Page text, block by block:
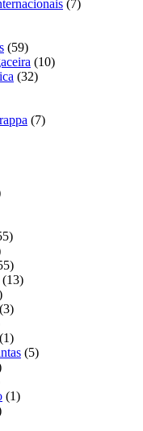
produtos
77
5959
produtos
1010
3232
77
55
55
produtos
1313
produtos
33
produtos
11
produto
55
11